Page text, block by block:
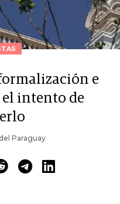
e
intento de
Paraguay